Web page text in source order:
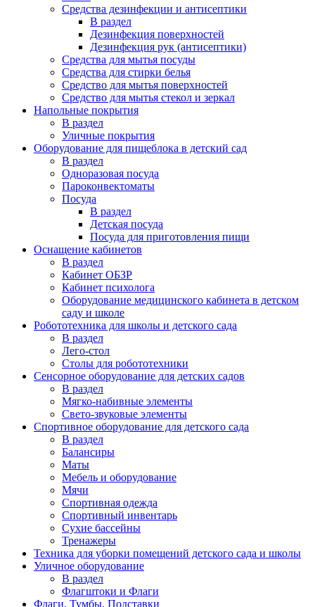
Средства дезинфекции и антисептики
В раздел
Дезинфекция поверхностей
Дезинфекция рук (антисептики)
Средства для мытья посуды
Средства для стирки белья
Средство для мытья поверхностей
Средство для мытья стекол и зеркал
Напольные покрытия
В раздел
Уличные покрытия
Оборудование для пищеблока в детский сад
В раздел
Одноразовая посуда
Пароконвектоматы
Посуда
В раздел
Детская посуда
Посуда для приготовления пищи
Оснащение кабинетов
В раздел
Кабинет ОБЗР
Кабинет психолога
Оборудование медицинского кабинета в детском
саду и школе
Робототехника для школы и детского сада
В раздел
Лего-стол
Столы для робототехники
Сенсорное оборудование для детских садов
В раздел
Мягко-набивные элементы
Свето-звуковые элементы
Спортивное оборудование для детского сада
В раздел
Балансиры
Маты
Мебель и оборудование
Мячи
Спортивная одежда
Спортивный инвентарь
Сухие бассейны
Тренажеры
Техника для уборки помещений детского сада и школы
Уличное оборудование
В раздел
Флагштоки и Флаги
Флаги, Тумбы, Подставки